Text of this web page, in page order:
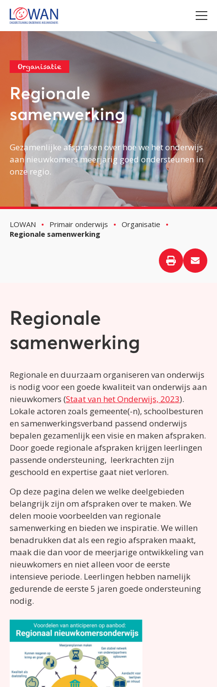
Organisatie
Regionale
samenwerking
Gezamenlijke afspraken over hoe we het onderwijs
aan nieuwkomers meerjarig goed ondersteunen in
onze regio.
LOWAN Primair onderwijs
Organisatie
Regionale samenwerking
Regionale
samenwerking
Regionale en duurzaam organiseren van onderwijs
is nodig voor een goede kwaliteit van onderwijs aan
nieuwkomers (Staat van het Onderwijs, 2023).
Lokale actoren zoals gemeente(-n), schoolbesturen
en samenwerkingsverband passend onderwijs
bepalen gezamenlijk een visie en maken afspraken.
Door goede regionale afspraken krijgen leerlingen
passende ondersteuning, leerkrachten zijn
geschoold en expertise gaat niet verloren.
Op deze pagina delen we welke deelgebieden
belangrijk zijn om afspraken over te maken. We
delen mooie voorbeelden van regionale
samenwerking en bieden we inspiratie. We willen
benadrukken dat als een regio afspraken maakt,
maak die dan voor de meerjarige ontwikkeling van
nieuwkomers en niet alleen voor de eerste
intensieve periode. Leerlingen hebben namelijk
gedurende de eerste 5 jaren goede ondersteuning
nodig.